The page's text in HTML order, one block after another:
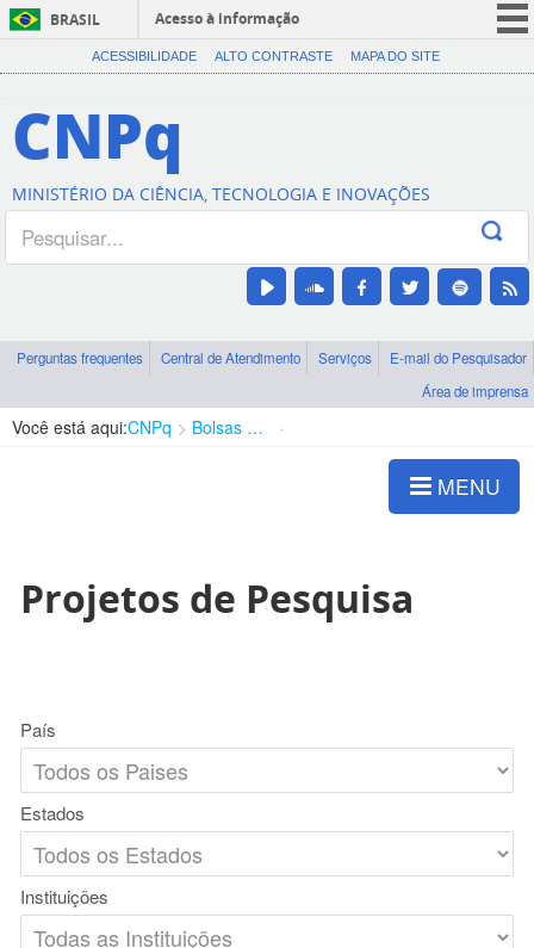
BRASIL
Acesso à informação
CORONAVÍRUS (COVID-19)
Canais
ACESSIBILIDADE ALTO CONTRASTE MAPA DO SITE
CNPq
MINISTÉRIO DA CIÊNCIA, TECNOLOGIA E INOVAÇÕES
Perguntas frequentes Central de Atendimento Serviços
E-mail do Pesquisador
Área de imprensa
Você está aqui:CNPq Bolsas e Auxílios Vigentes
MENU
Projetos de Pesquisa
País
Estados
Instituições